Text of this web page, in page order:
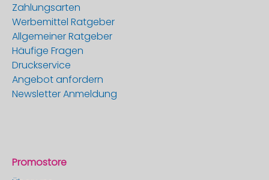
Zahlungsarten
Werbemittel Ratgeber
Allgemeiner Ratgeber
Häufige Fragen
Druckservice
Angebot anfordern
Newsletter Anmeldung
Promostore